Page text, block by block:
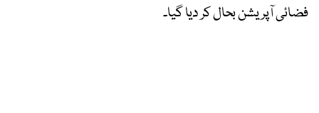
فضائی آپریشن بحال کر دیا گیا۔